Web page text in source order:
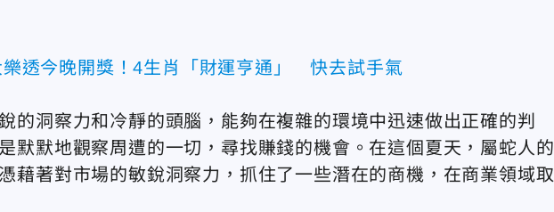
樂透今晚開獎！4生肖「財運亨通」 快去試手氣
的洞察力和冷靜的頭腦，能夠在複雜的環境中迅速做出正確的判
默默地觀察周遭的一切，尋找賺錢的機會。在這個夏天，屬蛇人的
藉著對市場的敏銳洞察力，抓住了一些潛在的商機，在商業領域取